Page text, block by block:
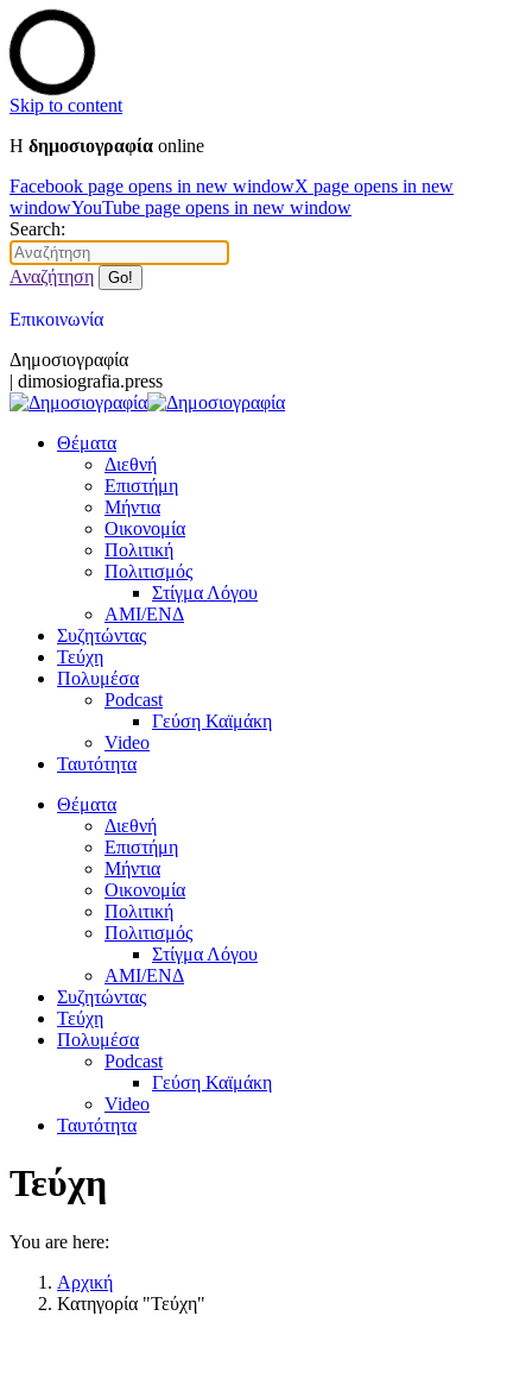
Skip to content
Η δημοσιογραφία online
Facebook page opens in new windowX page opens in new
windowYouTube page opens in new window
Search:
Αναζήτηση
Επικοινωνία
Δημοσιογραφία
| dimosiografia.press
Θέματα
Διεθνή
Επιστήμη
Μήντια
Οικονομία
Πολιτική
Πολιτισμός
Στίγμα Λόγου
AMI/ΕΝΔ
Συζητώντας
Τεύχη
Πολυμέσα
Podcast
Γεύση Καϊμάκη
Video
Ταυτότητα
Θέματα
Διεθνή
Επιστήμη
Μήντια
Οικονομία
Πολιτική
Πολιτισμός
Στίγμα Λόγου
AMI/ΕΝΔ
Συζητώντας
Τεύχη
Πολυμέσα
Podcast
Γεύση Καϊμάκη
Video
Ταυτότητα
Τεύχη
You are here:
Αρχική
Κατηγορία "Τεύχη"